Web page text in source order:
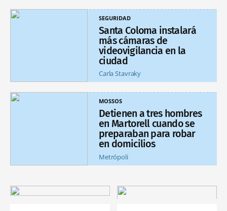
SEGURIDAD
Santa Coloma instalará
más cámaras de
videovigilancia en la
ciudad
Carla Stavraky
MOSSOS
Detienen a tres hombres
en Martorell cuando se
preparaban para robar
en domicilios
Metrópoli